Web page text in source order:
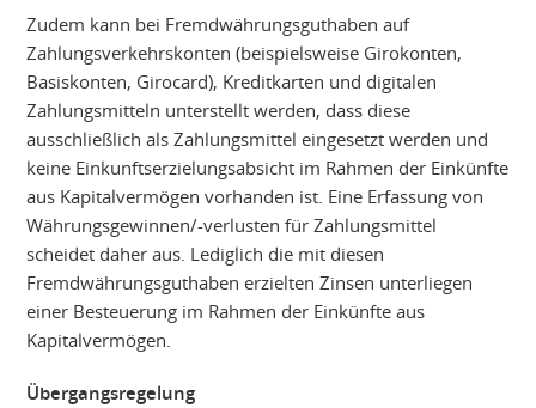
Zudem kann bei Fremdwährungsguthaben auf
Zahlungsverkehrskonten (beispielsweise Girokonten,
Basiskonten, Girocard), Kreditkarten und digitalen
Zahlungsmitteln unterstellt werden, dass diese
ausschließlich als Zahlungsmittel eingesetzt werden und
keine Einkunftserzielungsabsicht im Rahmen der Einkünfte
aus Kapitalvermögen vorhanden ist. Eine Erfassung von
Währungsgewinnen/-verlusten für Zahlungsmittel
scheidet daher aus. Lediglich die mit diesen
Fremdwährungsguthaben erzielten Zinsen unterliegen
einer Besteuerung im Rahmen der Einkünfte aus
Kapitalvermögen.
Übergangsregelung